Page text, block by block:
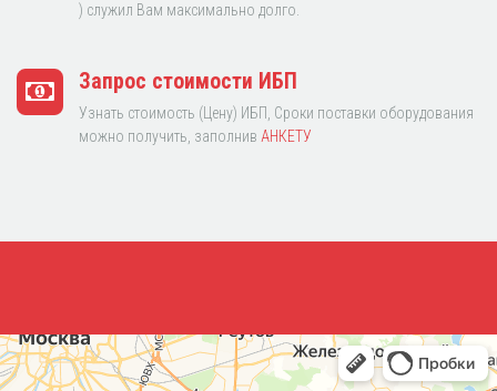
) служил Вам максимально долго.
Запрос стоимости ИБП
Узнать стоимость (Цену) ИБП, Сроки поставки оборудования
можно получить, заполнив АНКЕТУ